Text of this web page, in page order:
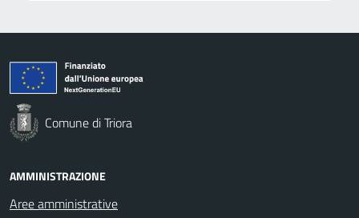
Comune di Triora
AMMINISTRAZIONE
Aree amministrative